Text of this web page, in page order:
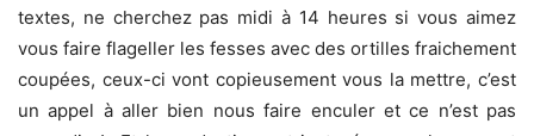
textes, ne cherchez pas midi à 14 heures si vous aimez
vous faire flageller les fesses avec des ortilles fraichement
coupées, ceux-ci vont copieusement vous la mettre, c’est
un appel à aller bien nous faire enculer et ce n’est pas